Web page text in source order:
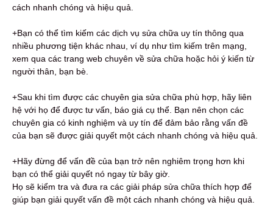
cách nhanh chóng và hiệu quả.
+Bạn có thể tìm kiếm các dịch vụ sửa chữa uy tín thông qua
nhiều phương tiện khác nhau, ví dụ như tìm kiếm trên mạng,
xem qua các trang web chuyên về sửa chữa hoặc hỏi ý kiến từ
người thân, bạn bè.
+Sau khi tìm được các chuyên gia sửa chữa phù hợp, hãy liên
hệ với họ để được tư vấn, báo giá cụ thể. Bạn nên chọn các
chuyên gia có kinh nghiệm và uy tín để đảm bảo rằng vấn đề
của bạn sẽ được giải quyết một cách nhanh chóng và hiệu quả.
+Hãy đừng để vấn đề của bạn trở nên nghiêm trọng hơn khi
bạn có thể giải quyết nó ngay từ bây giờ.
Họ sẽ kiểm tra và đưa ra các giải pháp sửa chữa thích hợp để
giúp bạn giải quyết vấn đề một cách nhanh chóng và hiệu quả.